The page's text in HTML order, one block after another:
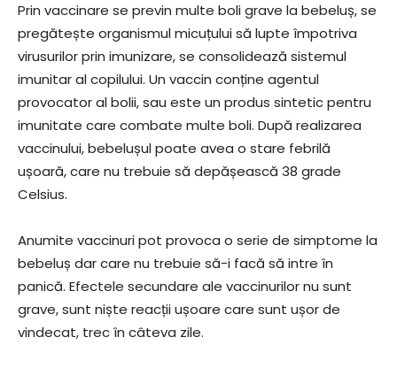
Prin vaccinare se previn multe boli grave la bebeluș, se
pregătește organismul micuțului să lupte împotriva
virusurilor prin imunizare, se consolidează sistemul
imunitar al copilului. Un vaccin conține agentul
provocator al bolii, sau este un produs sintetic pentru
imunitate care combate multe boli. După realizarea
vaccinului, bebelușul poate avea o stare febrilă
ușoară, care nu trebuie să depășească 38 grade
Celsius.
Anumite vaccinuri pot provoca o serie de simptome la
bebeluș dar care nu trebuie să-i facă să intre în
panică. Efectele secundare ale vaccinurilor nu sunt
grave, sunt niște reacții ușoare care sunt ușor de
vindecat, trec în câteva zile.